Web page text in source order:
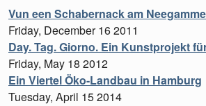
Vun een Schabernack am
Friday, December 16 2011
Day. Tag. Giorno. Ein Kunstprojekt
Friday, May 18 2012
Ein Viertel Öko-Landbau in Hamburg
Tuesday, April 15 2014